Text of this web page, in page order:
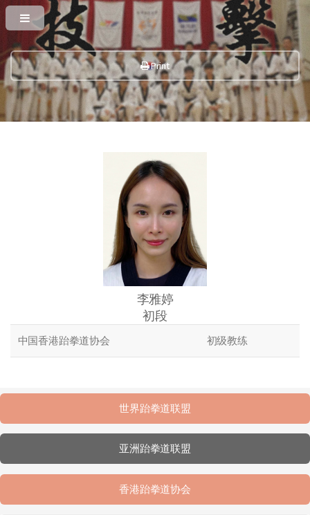
Print
李雅婷
初段
中国香港跆拳道协会 初级教练
世界跆拳道联盟
亚洲跆拳道联盟
香港跆拳道协会